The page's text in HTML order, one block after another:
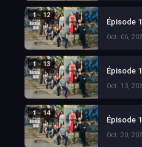
1 - 12
Épisode
Oct. 06,
1 - 13
Épisode
Oct. 13,
1 - 14
Épisode
Oct. 20,